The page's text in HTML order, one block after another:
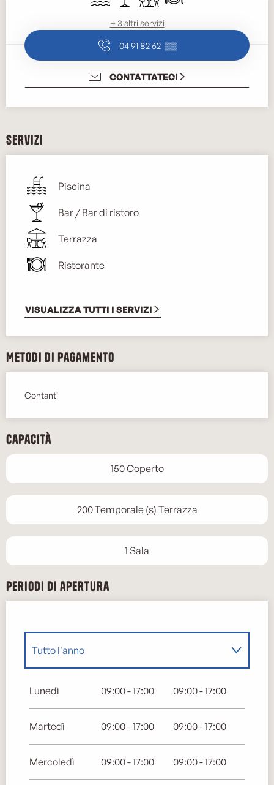
+ 3 altri servizi
04 91 82 62 ▒▒
CONTATTATECI
Servizi
Piscina
Bar / Bar di ristoro
Terrazza
Ristorante
VISUALIZZA TUTTI I SERVIZI
Metodi di pagamento
Contanti
Capacità
150 Coperto
200 Temporale (s) Terrazza
1 Sala
Periodi di apertura
Tutto l'anno
Tutto l'anno 2027
Lunedì 09:00 - 17:00 09:00 - 17:00
Martedì 09:00 - 17:00 09:00 - 17:00
Mercoledì 09:00 - 17:00 09:00 - 17:00